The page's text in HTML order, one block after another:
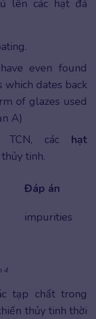
lên các hạt đá
even found
which dates back
of glazes used
A)
các hạt
tinh.
Đáp án
impurities
4
tạp chất trong
thủy tinh thời